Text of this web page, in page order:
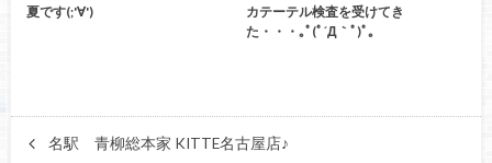
夏です(;'∀')
カテーテル検査を受けてき
た・・・｡ﾟ(ﾟ´Д｀ﾟ)ﾟ｡
名駅 青柳総本家 KITTE名古屋店♪